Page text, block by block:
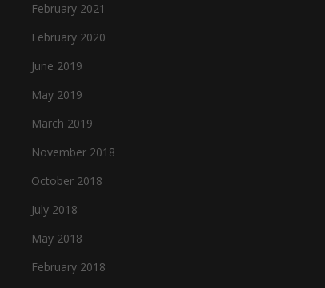
February 2021
February 2020
June 2019
May 2019
March 2019
November 2018
October 2018
July 2018
May 2018
February 2018